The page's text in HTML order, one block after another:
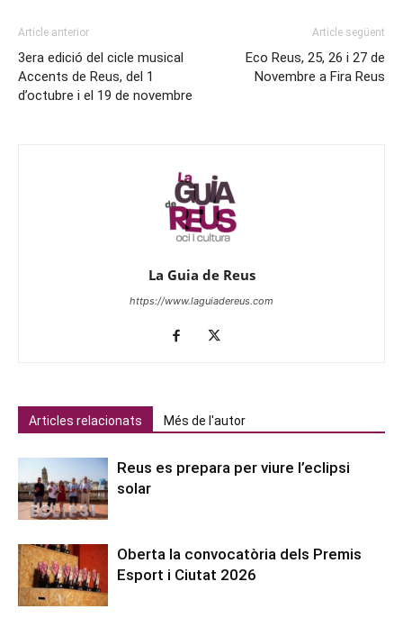
Article anterior
3era edició del cicle musical
Accents de Reus, del 1
d’octubre i el 19 de novembre
Article següent
Eco Reus, 25, 26 i 27 de
Novembre a Fira Reus
La Guia de Reus
https://www.laguiadereus.com
Articles relacionats Més de l'autor
Reus es prepara per viure l’eclipsi
solar
Oberta la convocatòria dels Premis
Esport i Ciutat 2026